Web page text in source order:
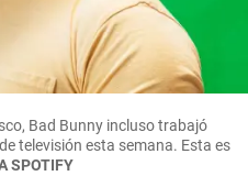
Bad Bunny incluso trabajó
televisión esta semana. Esta es
SPOTIFY